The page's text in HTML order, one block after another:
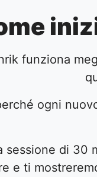
funziona
ogni
sessione di 30
e ti